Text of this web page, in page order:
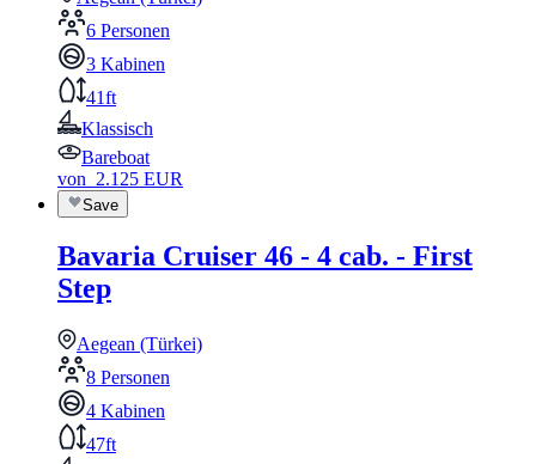
6 Personen
3 Kabinen
41ft
Klassisch
Bareboat
von 2.125 EUR
Save
Bavaria Cruiser 46 - 4 cab. - First
Step
Aegean (Türkei)
8 Personen
4 Kabinen
47ft